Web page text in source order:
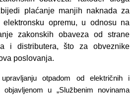
plaćanje manjih naknada za
opremu, u odnosu na
zakonskih obaveza od strane
i distributera, što za obveznike
poslovanja.
otpadom od električnih i
objavljenom u „Službenim novinama